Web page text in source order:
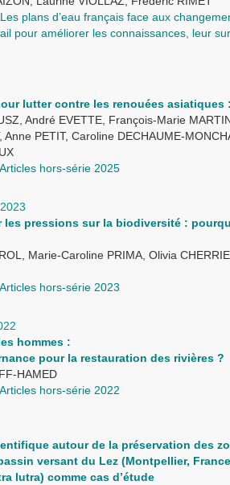
plans d’eau français face aux
pour améliorer les connaissances, leur
lutter contre les renouées asiatiques
André EVETTE, François-Marie
Anne PETIT, Caroline DECHAUME-
hors-série 2025
les pressions sur la biodiversité :
Marie-Caroline PRIMA, Olivia
hors-série 2023
hommes :
pour la restauration des rivières ?
HAMED
hors-série 2022
autour de la préservation des
versant du Lez (Montpellier,
lutra) comme cas d’étude